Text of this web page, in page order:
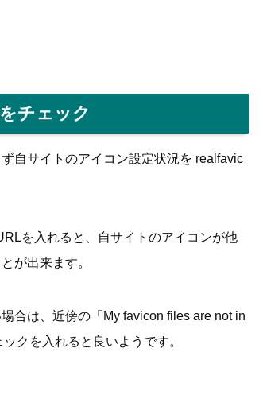
チェック
自サイトのアイコン設定状況を realfavic
を入れると、自サイトのアイコンが他
が出来ます。
合は、近傍の「My favicon files are not in
クを入れると良いようです。